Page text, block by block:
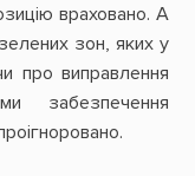
враховано. А
зон, яких у
про виправлення
забезпечення